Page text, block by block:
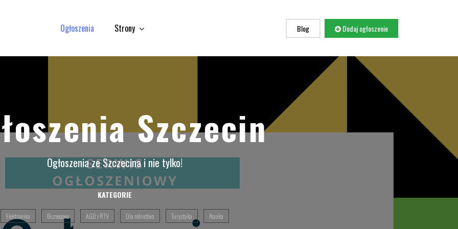
Ogłoszenia Strony Blog Dodaj ogłoszenie
Szczecin
Ogłoszenia ze Szczecina i nie tylko!
KATEGORIE
Elektronika Biznesowo AGD i RTV Dla rolnictwa Turystyka Nauka